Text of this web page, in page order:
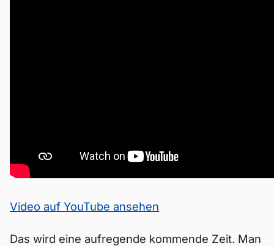
Video auf YouTube ansehen
Das wird eine aufregende kommende Zeit. Man